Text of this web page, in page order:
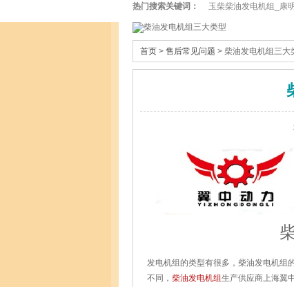
热门搜索关键词： 玉柴柴油发电机组_康
首页 > 售后常见问题 > 柴油发电机组三大
发电机组的类型有很多，柴油发电机组
不同， 柴油发电机组生产供应商上海翼